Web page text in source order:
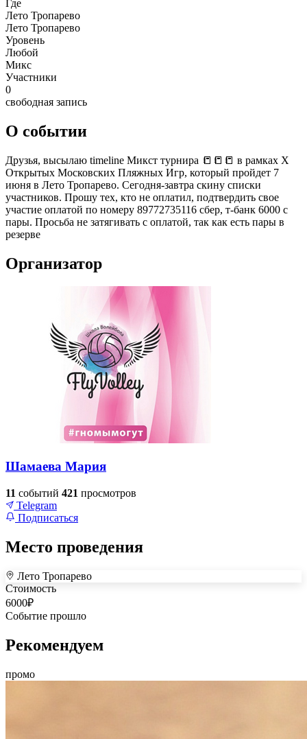
Где
Лето Тропарево
Лето Тропарево
Уровень
Любой
Микс
Участники
0
свободная запись
О событии
Друзья, высылаю timeline Микст турнира 📒📒📒 в рамках Х
Открытых Московских Пляжных Игр, который пройдет 7
июня в Лето Тропарево. Сегодня-завтра скину списки
участников. Прошу тех, кто не оплатил, подтвердить свое
участие оплатой по номеру 89772735116 сбер, т-банк 6000 с
пары. Просьба не затягивать с оплатой, так как есть пары в
резерве
Организатор
Шамаева Мария
11 событий 421 просмотров
Telegram
Подписаться
Место проведения
+
–
Лето Тропарево
Стоимость
6000₽
Событие прошло
Рекомендуем
промо